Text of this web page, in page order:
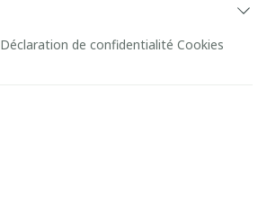
Déclaration de confidentialité Cookies